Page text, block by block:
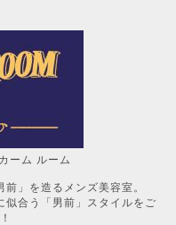
ーム
メンズ美容室。
似合う「男前」スタイルをご